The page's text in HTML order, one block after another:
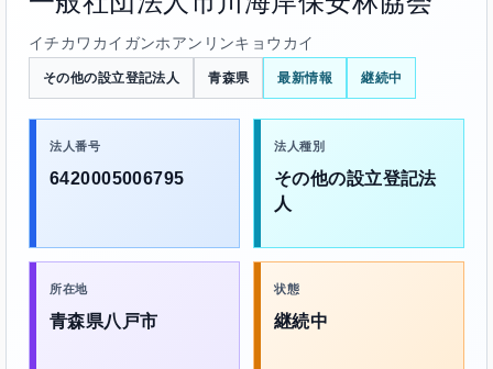
イチカワカイガンホアンリンキョウカイ
その他の設立登記法人 青森県 最新情報 継続中
法人番号
6420005006795
法人種別
その他の設立登記法
人
所在地
青森県八戸市
状態
継続中